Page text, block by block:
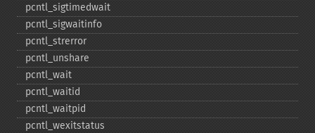
pcntl_​sigtimedwait
pcntl_​sigwaitinfo
pcntl_​strerror
pcntl_​unshare
pcntl_​wait
pcntl_​waitid
pcntl_​waitpid
pcntl_​wexitstatus